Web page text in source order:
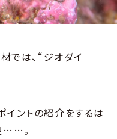
では、“ジオダイ
ントの紹介をするは
……。